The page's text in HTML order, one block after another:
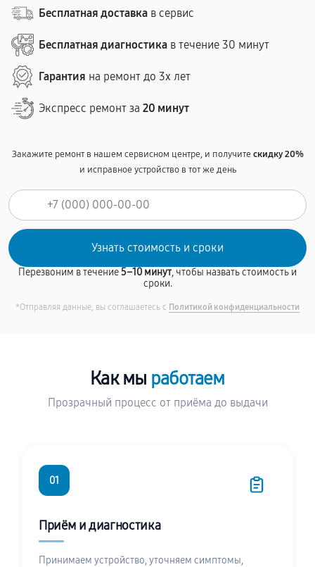
Бесплатная доставка в сервис
Бесплатная диагностика в течение 30 минут
Гарантия на ремонт до 3х лет
Экспресс ремонт за 20 минут
Закажите ремонт в нашем сервисном центре, и получитескидку 20%
и исправное устройство в тот же день
Перезвоним в течение5–10 минут, чтобы назвать стоимость и
сроки.
*Отправляя данные, вы соглашаетесь с Политикой конфиденциальности
Как мы работаем
Прозрачный процесс от приёма до выдачи
01
Приём и диагностика
Принимаем устройство, уточняем симптомы,